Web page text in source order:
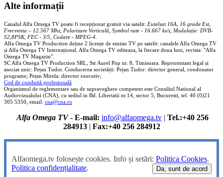
Alte informații
Canalul Alfa Omega TV poate fi recepționat gratuit via satelit: Eutelsat 16A, 16 grade Est,
Frecventa – 12.567 Mhz, Polarizare Verticală, Symbol rate - 16.667 ks/s, Modulație: DVB-
S2,8PSK, FEC - 3/5, Codare - MPEG-4
Alfa Omega TV Production deține 2 licențe de emisie TV pe satelit: canalele Alfa Omega TV
și Alfa Omega TV Internațional. Alfa Omega TV editeaza, la fiecare doua luni, revista: "Alfa
Omega TV Magazin".
SC Alfa Omega TV Production SRL, Str Aurel Pop nr. 8, Timisoara. Reprezentant legal și
asociat unic: Pețan Tudor. Conducerea societății: Pețan Tudor: director general, coodonator
programe; Pețan Mirela: director executiv;
Cod de conduită profesională
Organismul de reglementare sau de supraveghere competent este Consiliul National al
Audiovizualului (CNA), cu sediul in Bd. Libertatii nr.14, sector 5, Bucuresti, tel: 40 (0)21
305 5350, email: cna@cna.ro
Alfa Omega TV- E-mail: info@alfaomega.tv | Tel.:+40 256
284913| Fax:+40 256 284912
Alfaomega.tv folosește cookies. Info și setări: Politica Cookies.
Politica confidențialitate. Da, sunt de acord